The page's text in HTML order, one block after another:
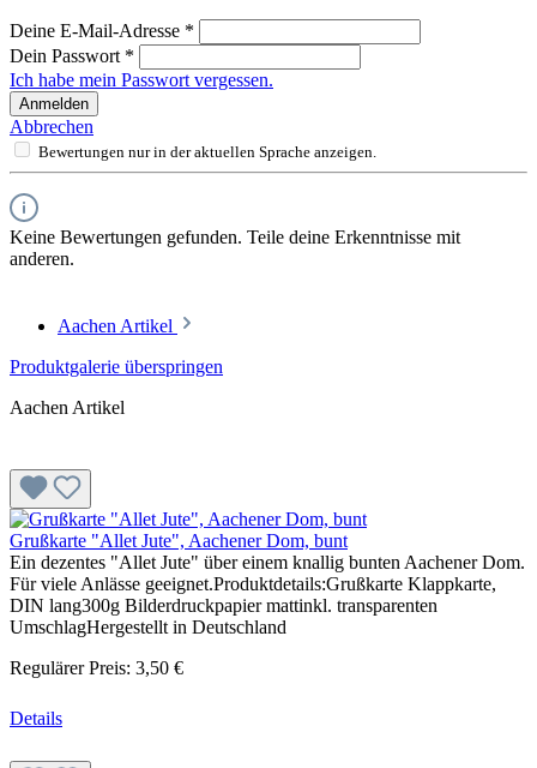
Deine E-Mail-Adresse *
Dein Passwort *
Ich habe mein Passwort vergessen.
Anmelden
Abbrechen
Bewertungen nur in der aktuellen Sprache anzeigen.
Keine Bewertungen gefunden. Teile deine Erkenntnisse mit
anderen.
Aachen Artikel
Produktgalerie überspringen
Aachen Artikel
Grußkarte "Allet Jute", Aachener Dom, bunt
Ein dezentes "Allet Jute" über einem knallig bunten Aachener Dom.
Für viele Anlässe geeignet.Produktdetails:Grußkarte Klappkarte,
DIN lang300g Bilderdruckpapier mattinkl. transparenten
UmschlagHergestellt in Deutschland
Regulärer Preis: 3,50 €
Details